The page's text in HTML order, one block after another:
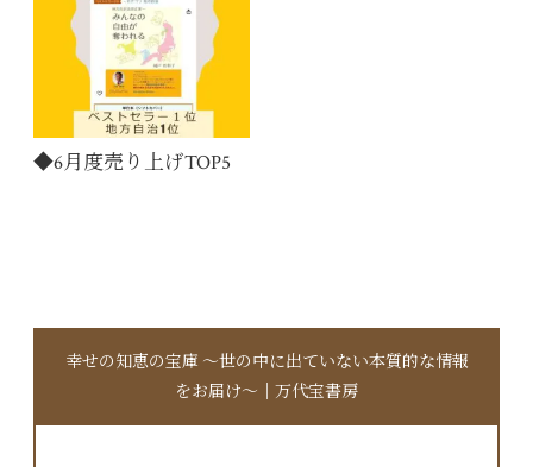
◆6月度売り上げTOP5
幸せの知恵の宝庫 〜世の中に出ていない本質的な情報
をお届け〜｜万代宝書房